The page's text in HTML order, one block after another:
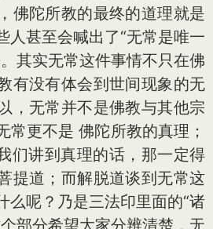
佛陀所教的最终的道理就是
人甚至会喊出了“无常是唯一
其实无常这件事情不只在佛
有没有体会到世间现象的无
，无常并不是佛教与其他宗
常更不是 佛陀所教的真理；
们讲到真理的话，那一定得
提道；而解脱道谈到无常这
么呢？乃是三法印里面的“诸
部分希望大家分辨清楚，无